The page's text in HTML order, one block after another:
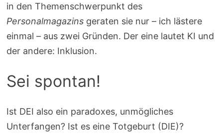
in den Themenschwerpunkt des
Personalmagazins geraten sie nur – ich lästere
einmal – aus zwei Gründen. Der eine lautet KI und
der andere: Inklusion.
Sei spontan!
Ist DEI also ein paradoxes, unmögliches
Unterfangen? Ist es eine Totgeburt (DIE)?